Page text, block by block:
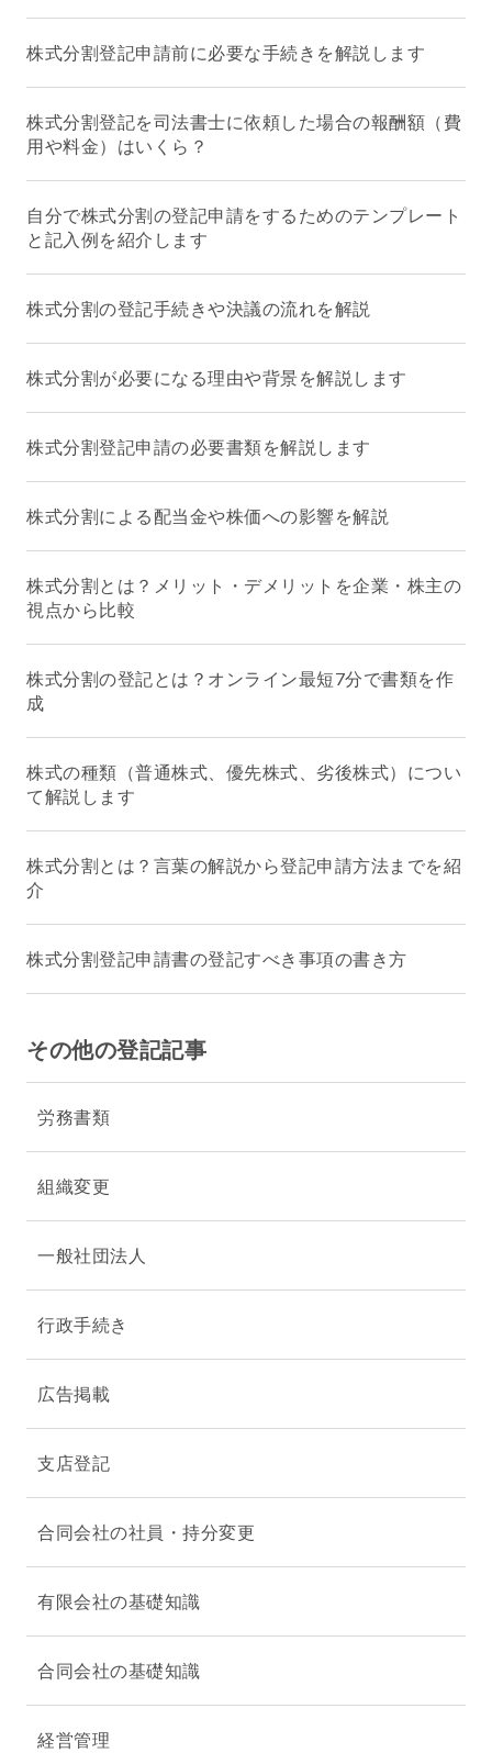
株式分割登記申請前に必要な手続きを解説します
株式分割登記を司法書士に依頼した場合の報酬額（費
用や料金）はいくら？
自分で株式分割の登記申請をするためのテンプレート
と記入例を紹介します
株式分割の登記手続きや決議の流れを解説
株式分割が必要になる理由や背景を解説します
株式分割登記申請の必要書類を解説します
株式分割による配当金や株価への影響を解説
株式分割とは？メリット・デメリットを企業・株主の
視点から比較
株式分割の登記とは？オンライン最短7分で書類を作
成
株式の種類（普通株式、優先株式、劣後株式）につい
て解説します
株式分割とは？言葉の解説から登記申請方法までを紹
介
株式分割登記申請書の登記すべき事項の書き方
その他の登記記事
労務書類
組織変更
一般社団法人
行政手続き
広告掲載
支店登記
合同会社の社員・持分変更
有限会社の基礎知識
合同会社の基礎知識
経営管理